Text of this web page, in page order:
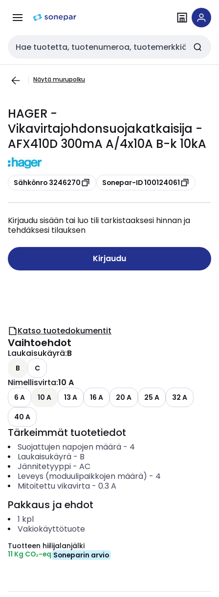
navigointiinsisältöön
Haku
Näytä murupolku
HAGER -
Vikavirtajohdonsuojakatkaisija -
AFX410D 300mA A/4x10A B-k 10kA
Kopioi
Sähkönro 3246270 Kopioi
Sonepar-ID 100124061
Kirjaudu sisään tai luo tili tarkistaaksesi hinnan ja
tehdäksesi tilauksen
Kirjaudu
Katso tuotedokumentit
Vaihtoehdot
Laukaisukäyrä:B
B C
Nimellisvirta:10 A
6 A 10 A 13 A 16 A 20 A 25 A
32 A
40 A
Tärkeimmät tuotetiedot
Suojattujen napojen määrä- 4
Laukaisukäyrä- B
Jännitetyyppi- AC
Leveys (moduulipaikkojen määrä) - 4
Mitoitettu vikavirta- 0.3 A
Pakkaus ja ehdot
1 kpl
Vakiokäyttötuote
Tuotteen hiilijalanjälki
11 Kg CO₂-eq Soneparin arvio